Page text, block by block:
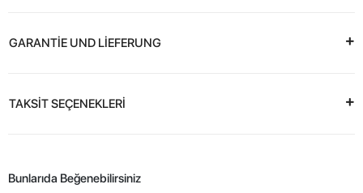
GARANTİE UND LİEFERUNG
TAKSİT SEÇENEKLERİ
Bunlarıda Beğenebilirsiniz